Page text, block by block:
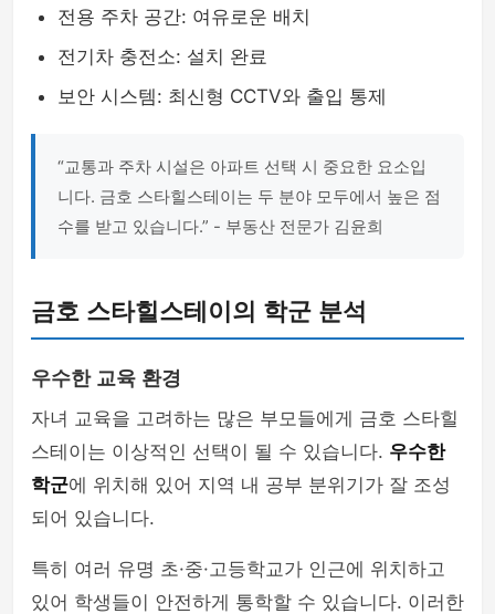
전용 주차 공간: 여유로운 배치
전기차 충전소: 설치 완료
보안 시스템: 최신형 CCTV와 출입 통제
“교통과 주차 시설은 아파트 선택 시 중요한 요소입
니다. 금호 스타힐스테이는 두 분야 모두에서 높은 점
수를 받고 있습니다.” - 부동산 전문가 김윤희
금호 스타힐스테이의 학군 분석
우수한 교육 환경
자녀 교육을 고려하는 많은 부모들에게 금호 스타힐
스테이는 이상적인 선택이 될 수 있습니다. 우수한
학군에 위치해 있어 지역 내 공부 분위기가 잘 조성
되어 있습니다.
특히 여러 유명 초·중·고등학교가 인근에 위치하고
있어 학생들이 안전하게 통학할 수 있습니다. 이러한